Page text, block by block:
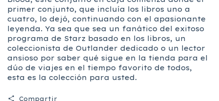
primer conjunto, que incluía los libros uno a
cuatro, lo dejó, continuando con el apasionante
leyenda. Ya sea que sea un fanático del exitoso
programa de Starz basado en los libros, un
coleccionista de Outlander dedicado o un lector
ansioso por saber qué sigue en la tienda para el
dúo de viajes en el tiempo favorito de todos,
esta es la colección para usted.
Compartir